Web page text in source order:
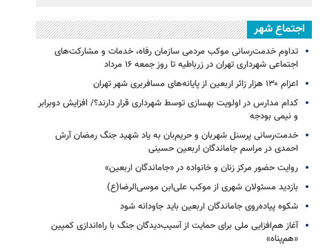
اجتماع شهر
تداوم خدمت‌رسانی موکب مردمی سازمان رفاه، خدمات و مشارکت‌های
اجتماعی شهرداری تهران در زرباطیه تا روز جمعه ۱۶ مرداد
اعزام ۱۳۰ هزار زائر اربعین از پایانه‌های مسافربری شهر تهران
کدام مدارس در اولویت بهسازی توسط شهرداری قرار دارند؟/ افزایش دوبرابر
و نیمی بودجه
خدمت‌رسانی پرسنل شهربان و حریم‌بان به یاد شهید جنگ رمضان آرش
احمدی در مراسم جاماندگان اربعین حسینی
روایت حضور مرکز زنان و خانواده در «جاماندگان اربعین»
بازدید مسئولان شهری از موکب علی‌ابن موسی‌الرضا(ع)
شکوه پیاده‌روی جاماندگان اربعین باید جاودانه شود
آغاز هم‌افزایی ملی برای حمایت از آسیب‌دیدگان جنگ با راه‌اندازی کمپین
«هم‌پناه»